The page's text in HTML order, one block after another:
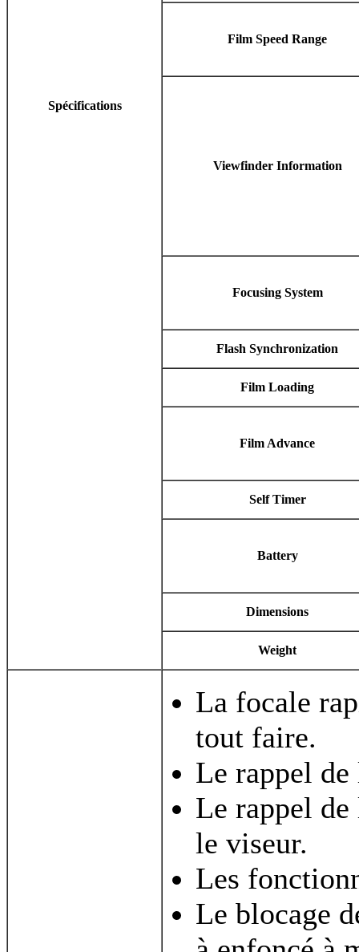
Spécifications
Film Speed Range
Viewfinder Information
Focusing System
Flash Synchronization
Film Loading
Film Advance
Self Timer
Battery
Dimensions
Weight
La focale
tout faire.
Le rappel
Le rappel
le viseur.
Les
Le blocage